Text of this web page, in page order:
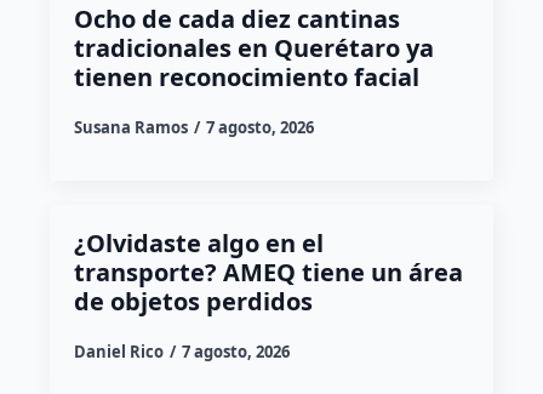
Ocho de cada diez cantinas
tradicionales en Querétaro ya
tienen reconocimiento facial
Susana Ramos 7 agosto, 2026
¿Olvidaste algo en el
transporte? AMEQ tiene un área
de objetos perdidos
Daniel Rico 7 agosto, 2026